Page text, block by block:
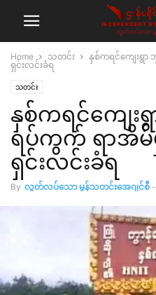
Home သတင်း
နှစ်ကရင်ကျေးရွ
ရှင်းလင်းခံရ
သတင်း
နှစ်ကရင်ကျေး
ရပ်ကွက် ရာအိ
ရှင်းလင်းခံရ
By လွတ်လပ်သော မွန်သတင်းအေဂျင်စီ -